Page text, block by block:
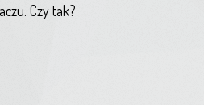
Czy tak?